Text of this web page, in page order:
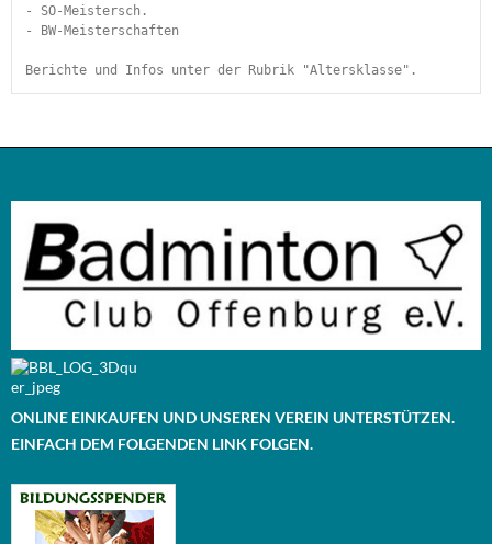
- SO-Meistersch.
- BW-Meisterschaften
Berichte und Infos unter der Rubrik "Altersklasse".
ONLINE EINKAUFEN UND UNSEREN VEREIN UNTERSTÜTZEN.
EINFACH DEM FOLGENDEN LINK FOLGEN.